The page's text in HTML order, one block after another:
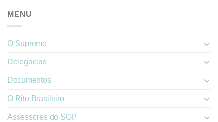
MENU
O Supremo
Delegacias
Documentos
O Rito Brasileiro
Assessores do SGP